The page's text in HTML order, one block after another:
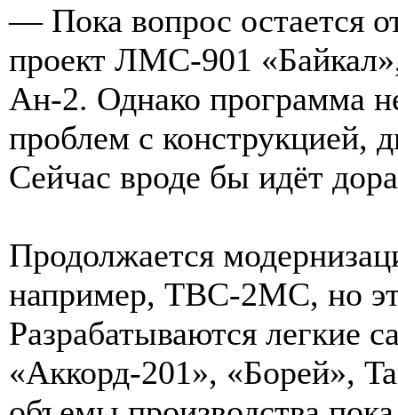
— Пока вопрос остается
проект ЛМС-901
Ан-2. Однако программа
проблем с конструкцией,
Сейчас вроде бы идёт
Продолжается
например, ТВС-2МС, но
Разрабатываются легкие
«Аккорд-201», «Борей»,